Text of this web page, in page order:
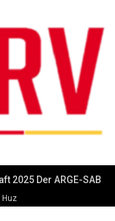
2025 Der ARGE-SAB
Huz